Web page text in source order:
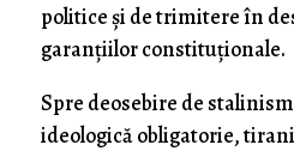
politice și de trimitere în
garanțiilor constituționale.
Spre deosebire de
ideologică obligatorie,